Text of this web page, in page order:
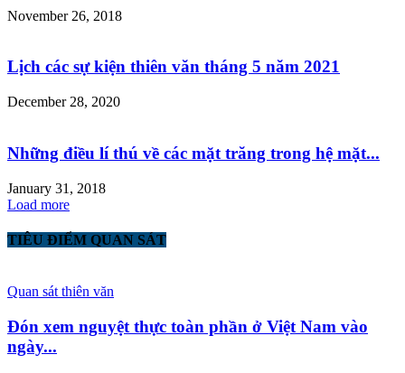
November 26, 2018
Lịch các sự kiện thiên văn tháng 5 năm 2021
December 28, 2020
Những điều lí thú về các mặt trăng trong hệ mặt...
January 31, 2018
Load more
TIÊU ĐIỂM QUAN SÁT
Quan sát thiên văn
Đón xem nguyệt thực toàn phần ở Việt Nam vào
ngày...